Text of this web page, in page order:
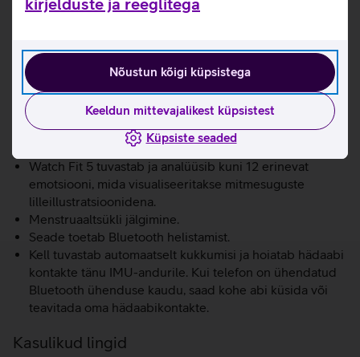
Nõustun kõigi küpsistega
Keeldun mittevajalikest küpsistest
Küpsiste seaded
parema une ja tõhusamate treeningute suunas.
Tavakasutuse korral on aku kestvuseks kuni 7 päeva.
Kell registreerib sinu une olekut, analüüsib unekvaliteeti
ja pakub ka nõuandeid selle parandamiseks.
Üle 100 erineva treeningrežiimi, alates joogast ja
jõutrennist kuni ujumise ja veespordialadeni.
PPG-anduril põhinev südame arütmia analüüs.
Watch Fit 5 tuvastab ja analüüsib kuni 12 erinevat
emotsiooni, mida visualiseeritakse mitmesuguste
lilleillustratsioonidena.
Menstruaaltsükli jälgimine.
Seade toetab Bluetooth helistamist.
Kell tuvastab automaatselt kukkumisi ja hoiatab hädaabi
kontakte tänu IMU-andurile. Kui telefon on ühendatud
Bluetooth ühenduse kaudu, saad kohe abi küsida või
teavitada oma hädaabikontakte.
Kasulikud lingid